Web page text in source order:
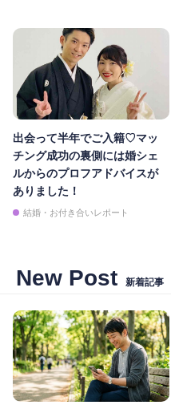
出会って半年でご入籍♡マッ
チング成功の裏側には婚シェ
ルからのプロフアドバイスが
ありました！
結婚・お付き合いレポート
New Post 新着記事